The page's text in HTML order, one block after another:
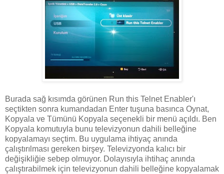
Burada sağ kısımda görünen Run this Telnet Enabler'ı
seçtikten sonra kumandadan Enter tuşuna basınca Oynat,
Kopyala ve Tümünü Kopyala seçenekli bir menü açıldı. Ben
Kopyala komutuyla bunu televizyonun dahili belleğine
kopyalamayı seçtim. Bu uygulama ihtiyaç anında
çalıştırılması gereken birşey. Televizyonda kalıcı bir
değişikliğie sebep olmuyor. Dolayısıyla ihtihaç anında
çalıştırabilmek için televizyonun dahili belleğine kopyalamak